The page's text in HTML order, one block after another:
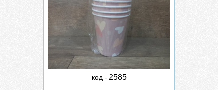
код - 2585